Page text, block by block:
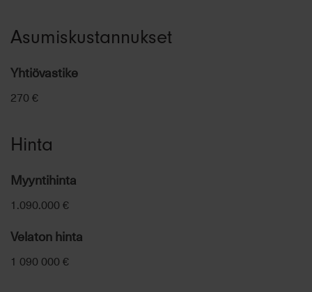
Asumiskustannukset
Yhtiövastike
270 €
Hinta
Myyntihinta
1.090.000 €
Velaton hinta
1 090 000 €